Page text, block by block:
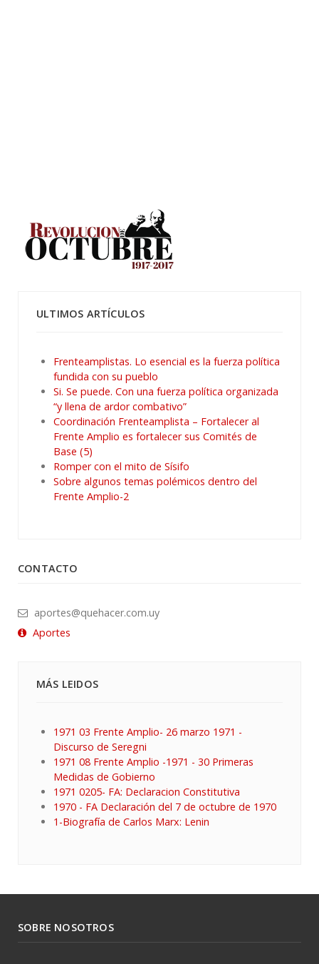
ULTIMOS ARTÍCULOS
Frenteamplistas. Lo esencial es la fuerza política
fundida con su pueblo
Si. Se puede. Con una fuerza política organizada
“y llena de ardor combativo”
Coordinación Frenteamplista – Fortalecer al
Frente Amplio es fortalecer sus Comités de
Base (5)
Romper con el mito de Sísifo
Sobre algunos temas polémicos dentro del
Frente Amplio-2
CONTACTO
aportes@quehacer.com.uy
Aportes
MÁS LEIDOS
1971 03 Frente Amplio- 26 marzo 1971 -
Discurso de Seregni
1971 08 Frente Amplio -1971 - 30 Primeras
Medidas de Gobierno
1971 0205- FA: Declaracion Constitutiva
1970 - FA Declaración del 7 de octubre de 1970
1-Biografía de Carlos Marx: Lenin
SOBRE NOSOTROS